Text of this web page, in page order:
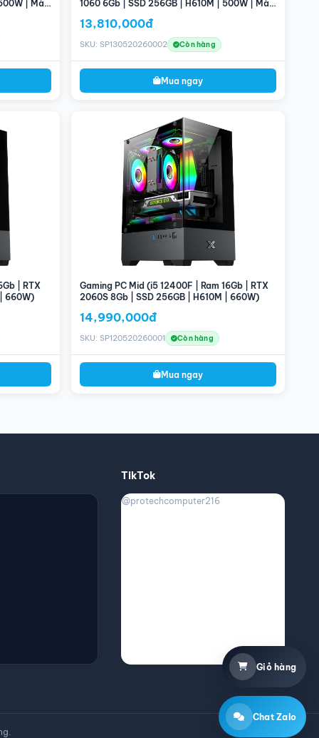
| Màn
1060 6Gb | SSD 256GB | H610M | 500W | Màn
13,810,000đ
SKU: SP130520260002 Còn hàng
Mua ngay
| RTX
660W)
Gaming PC Mid (i5 12400F | Ram 16Gb | RTX
2060S 8Gb | SSD 256GB | H610M | 660W)
14,990,000đ
SKU: SP120520260001 Còn hàng
Mua ngay
TikTok
@protechcomputer216
Giỏ hàng
Chat Zalo